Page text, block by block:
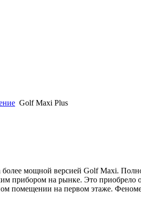
Golf Maxi Plus
мощной версией Golf Maxi.
прибором на рынке. Это приобрело
помещении на первом этаже.